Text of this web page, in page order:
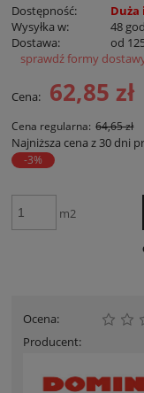
Dostępność:
Duża
Wysyłka w:
48
Dostawa:
od
Cena nie zawiera
sprawdź formy
Cena: 62,85 zł
Cena regularna: 64,65 zł
Najniższa cena z 30 dni
-3%
m2
Ocena:
Producent: